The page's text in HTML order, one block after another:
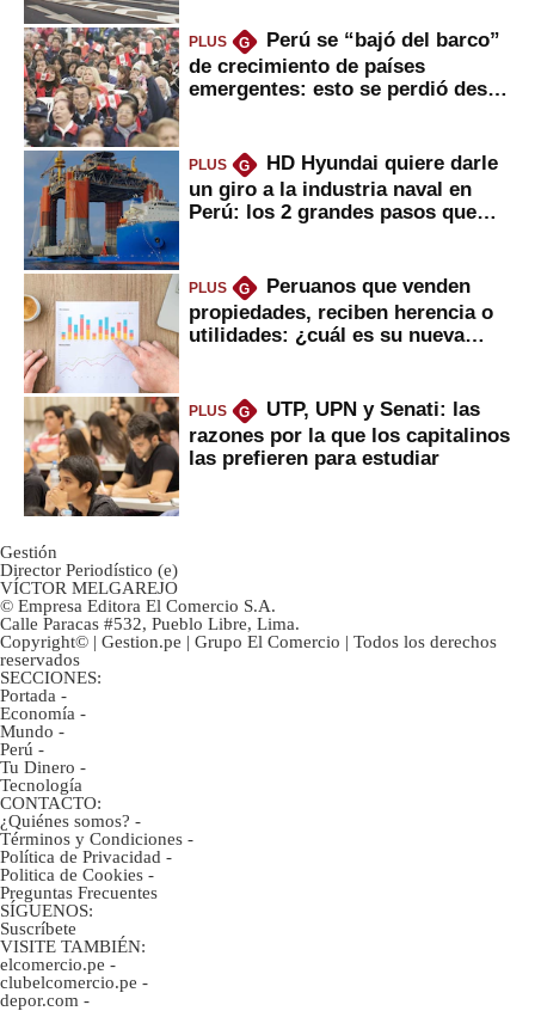
PLUS G
Perú se “bajó del barco”
de crecimiento de países
emergentes: esto se perdió desde
PLUS G
HD Hyundai quiere darle
un giro a la industria naval en
Perú: los 2 grandes pasos que
PLUS G
Peruanos que venden
propiedades, reciben herencia o
utilidades: ¿cuál es su nueva
PLUS G
UTP, UPN y Senati: las
razones por la que los capitalinos
las prefieren para estudiar
Gestión
Director Periodístico (e)
VÍCTOR MELGAREJO
© Empresa Editora El Comercio S.A.
Calle Paracas #532, Pueblo Libre, Lima.
Copyright© | Gestion.pe | Grupo El Comercio | Todos los derechos
reservados
SECCIONES:
Portada -
Economía -
Mundo -
Perú -
Tu Dinero -
Tecnología
CONTACTO:
¿Quiénes somos? -
Términos y Condiciones -
Política de Privacidad -
Politica de Cookies -
Preguntas Frecuentes
SÍGUENOS:
Suscríbete
VISITE TAMBIÉN:
elcomercio.pe -
clubelcomercio.pe -
depor.com -